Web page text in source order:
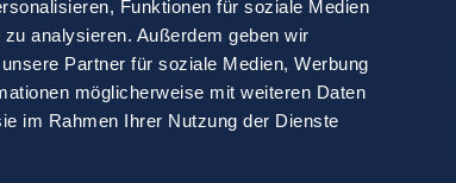
Funktionen für soziale Medien
analysieren. Außerdem geben wir
Partner für soziale Medien, Werbung
möglicherweise mit weiteren Daten
im Rahmen Ihrer Nutzung der Dienste